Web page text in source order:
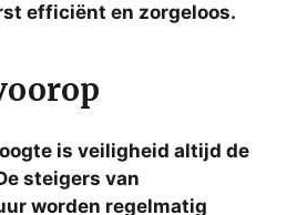
efficiënt en zorgeloos.
is veiligheid altijd de
steigers van
worden regelmatig